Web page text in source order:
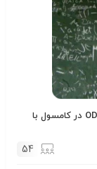
دوره آموزش تخصصی و پیشرفته ماژولهای PDE و ODE در کامسول با
54